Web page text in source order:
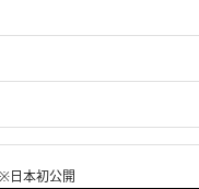
日本初公開